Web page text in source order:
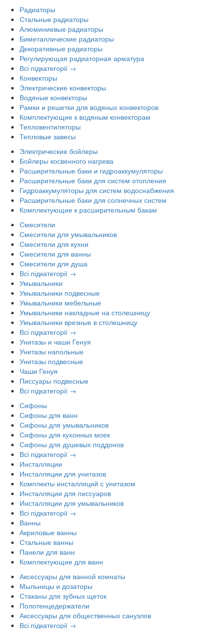
Радиаторы
Стальные радиаторы
Алюминиевые радиаторы
Биметаллические радиаторы
Декоративные радиаторы
Регулирующая радиаторная арматура
Всі підкатегорії →
Конвекторы
Электрические конвекторы
Водяные конвекторы
Рамки и решетки для водяных конвекторов
Комплектующие к водяным конвекторам
Тепловентиляторы
Тепловые завесы
Электрические бойлеры
Бойлеры косвенного нагрева
Расширительные баки и гидроаккумуляторы
Расширительные баки для систем отопления
Гидроаккумуляторы для систем водоснабжения
Расширительные баки для солнечных систем
Комплектующие к расширительным бакам
Смесители
Смесители для умывальников
Смесители для кухни
Смесители для ванны
Смесители для душа
Всі підкатегорії →
Умывальники
Умывальники подвесные
Умывальники мебельные
Умывальники накладные на столешницу
Умывальники врезные в столешницу
Всі підкатегорії →
Унитазы и чаши Генуя
Унитазы напольные
Унитазы подвесные
Чаши Генуя
Писсуары подвесные
Всі підкатегорії →
Сифоны
Сифоны для ванн
Сифоны для умывальников
Сифоны для кухонных моек
Сифоны для душевых поддонов
Всі підкатегорії →
Инсталляции
Инсталляции для унитазов
Комплекты инсталляций с унитазом
Инсталляции для писсуаров
Инсталляции для умывальников
Всі підкатегорії →
Ванны
Акриловые ванны
Стальные ванны
Панели для ванн
Комплектующие для ванн
Аксессуары для ванной комнаты
Мыльницы и дозаторы
Стаканы для зубных щеток
Полотенцедержатели
Аксессуары для общественных санузлов
Всі підкатегорії →